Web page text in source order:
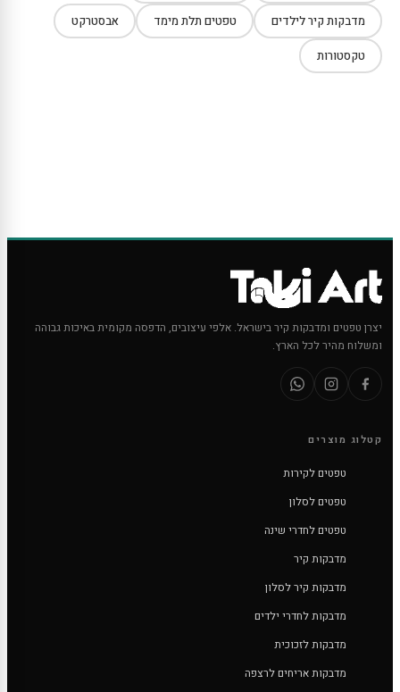
מדבקות קיר לילדים טפטים תלת מימד אבסטרקט
טקסטורות
יצרן טפטים ומדבקות קיר בישראל. אלפי עיצובים, הדפסה מקומית באיכות גבוהה
ומשלוח מהיר לכל הארץ.
קטלוג מוצרים
טפטים לקירות
טפטים לסלון
טפטים לחדרי שינה
מדבקות קיר
מדבקות קיר לסלון
מדבקות לחדרי ילדים
מדבקות לזכוכית
מדבקות אריחים לרצפה